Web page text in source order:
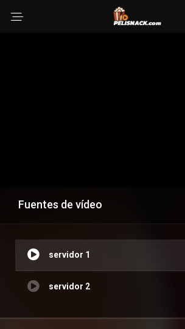
Fuentes de vídeo
servidor 1
servidor 2